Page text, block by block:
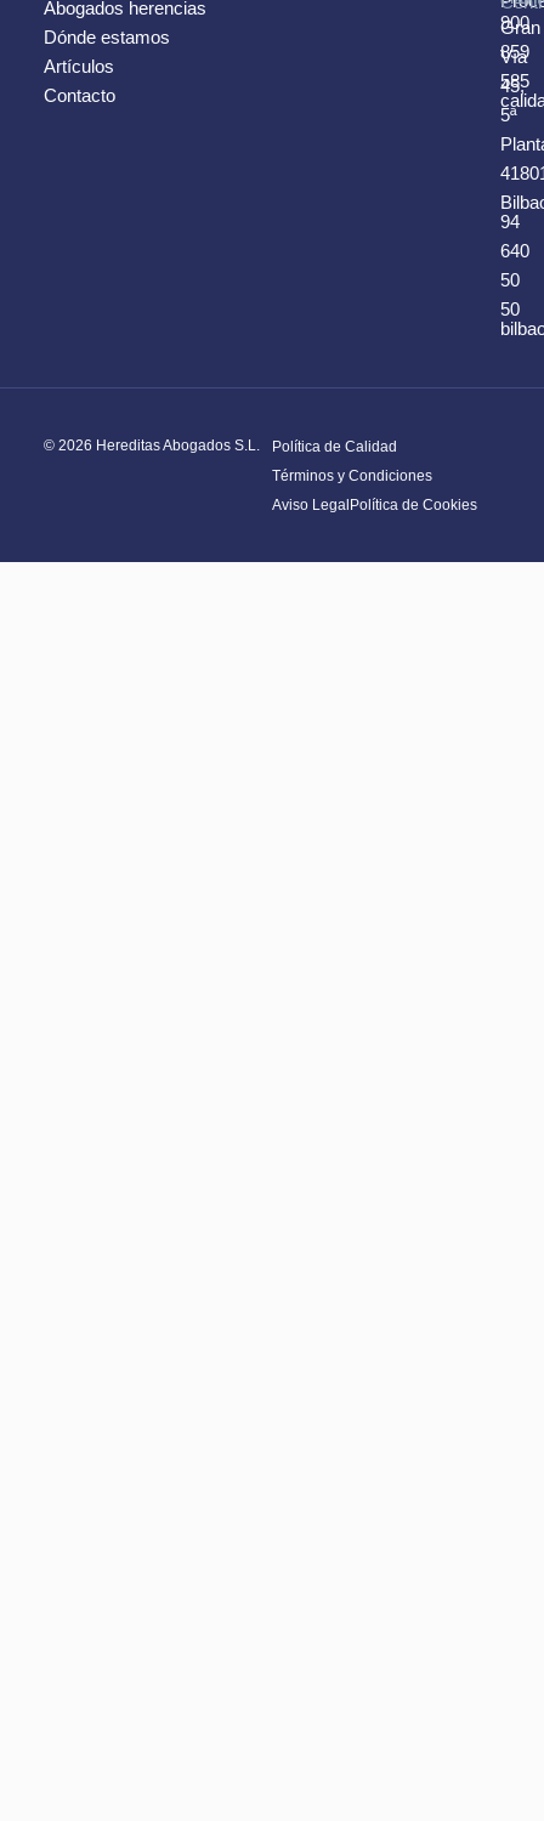
Abogados herencias
Dónde estamos
Artículos
Contacto
900
859
585
Gran
Vía
45,
5ª
94
640
50
50
© 2026 Hereditas Abogados S.L.
Política de Cookies
Aviso Legal
Términos y Condiciones
Política de Calidad